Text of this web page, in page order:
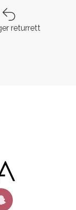
returrett